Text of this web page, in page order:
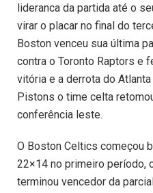
lideranca da partida até o
virar o placar no final do
Boston venceu sua última
contra o Toronto Raptors e
vitória e a derrota do
Pistons o time celta
conferência leste.
O Boston Celtics começou
22×14 no primeiro período,
terminou vencedor da